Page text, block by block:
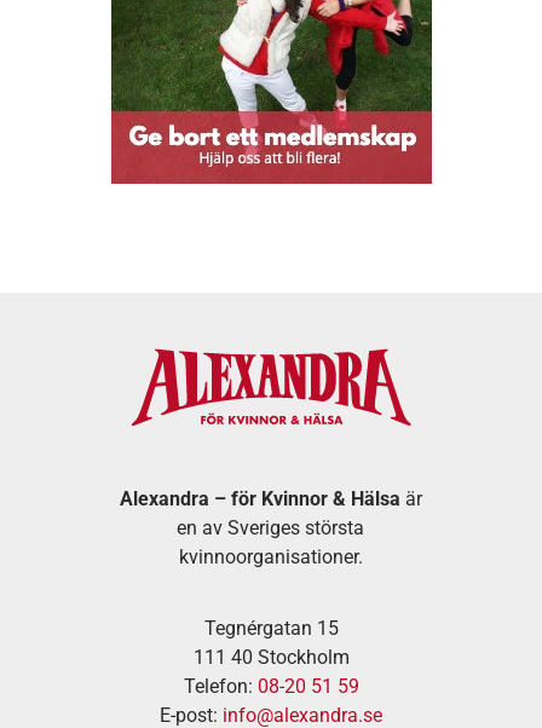
Alexandra – för Kvinnor & Hälsa är
en av Sveriges största
kvinnoorganisationer.
Tegnérgatan 15
111 40 Stockholm
Telefon: 08-20 51 59
E-post: info@alexandra.se